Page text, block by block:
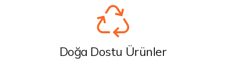
Doğa Dostu Ürünler